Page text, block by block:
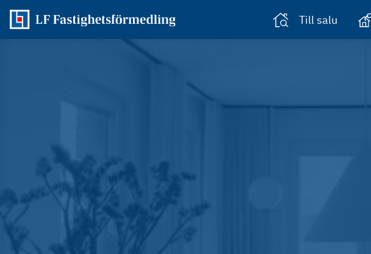
Till salu